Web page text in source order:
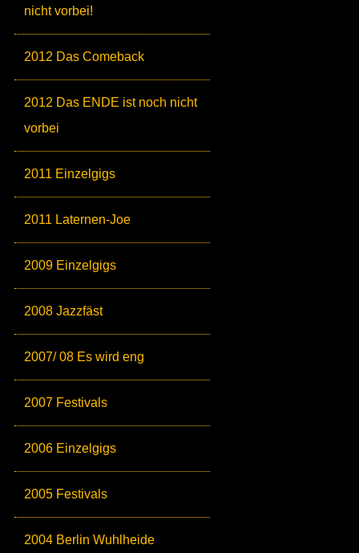
nicht vorbei!
2012 Das Comeback
2012 Das ENDE ist noch nicht
vorbei
2011 Einzelgigs
2011 Laternen-Joe
2009 Einzelgigs
2008 Jazzfäst
2007/ 08 Es wird eng
2007 Festivals
2006 Einzelgigs
2005 Festivals
2004 Berlin Wuhlheide